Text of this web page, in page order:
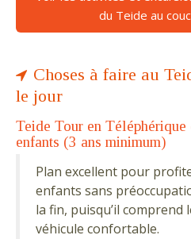
du Teide au
Choses à faire au
le jour
Teide Tour en
enfants (3 ans minimum)
Plan excellent pour
enfants sans
la fin, puisqu’il
véhicule confortable.